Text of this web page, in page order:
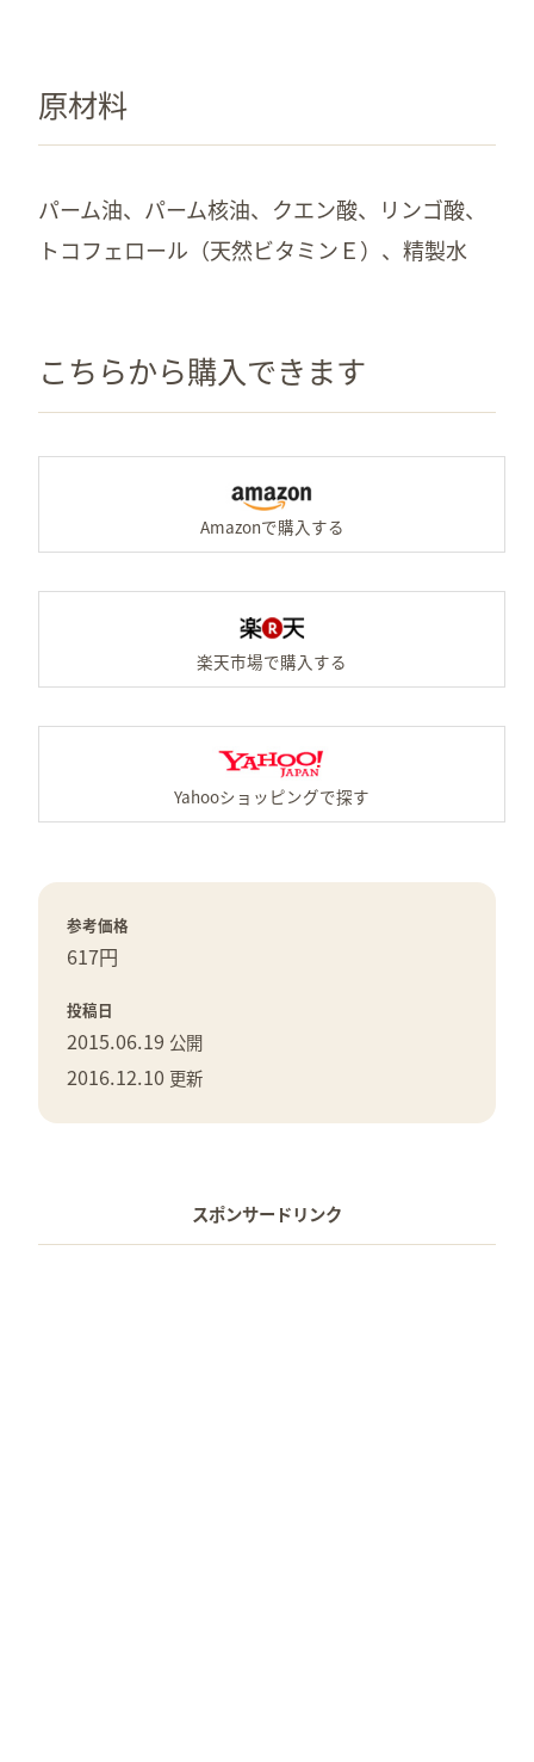
原材料
パーム油、パーム核油、クエン酸、リンゴ酸、
トコフェロール（天然ビタミンＥ）、精製水
こちらから購入できます
参考価格
617円
投稿日
2015.06.19 公開
2016.12.10 更新
スポンサードリンク